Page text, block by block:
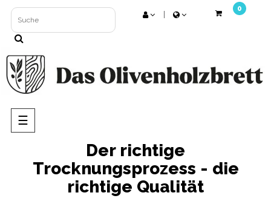
0
Umschalten
der
☰
Der richtige
Trocknungsprozess - die
richtige Qualität